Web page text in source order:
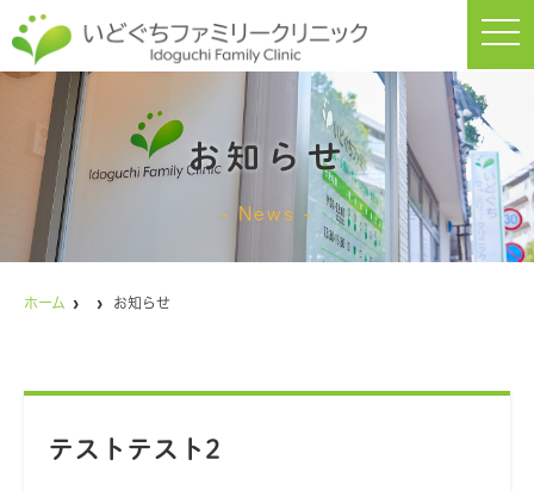
t
o
v
i
g
a
t
i
お知らせ
News
ホーム お知らせ
テストテスト2